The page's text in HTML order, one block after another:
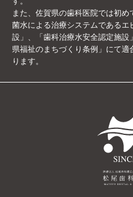
また、佐賀県の歯科医院では初
菌水による治療システムである
設」、「歯科治療水安全認定施
県福祉のまちづくり条例」にて
ります。